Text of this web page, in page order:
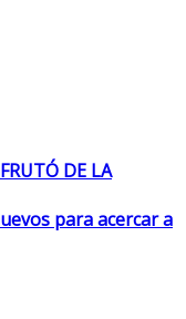
DE LA
para acercar a